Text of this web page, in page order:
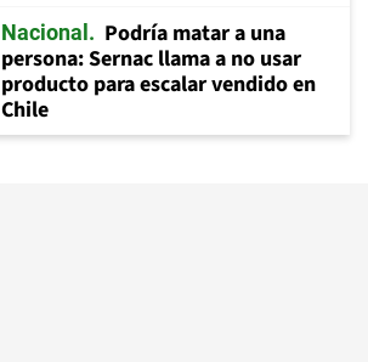
Nacional
Podría matar a una
persona: Sernac llama a no usar
producto para escalar vendido en
Chile